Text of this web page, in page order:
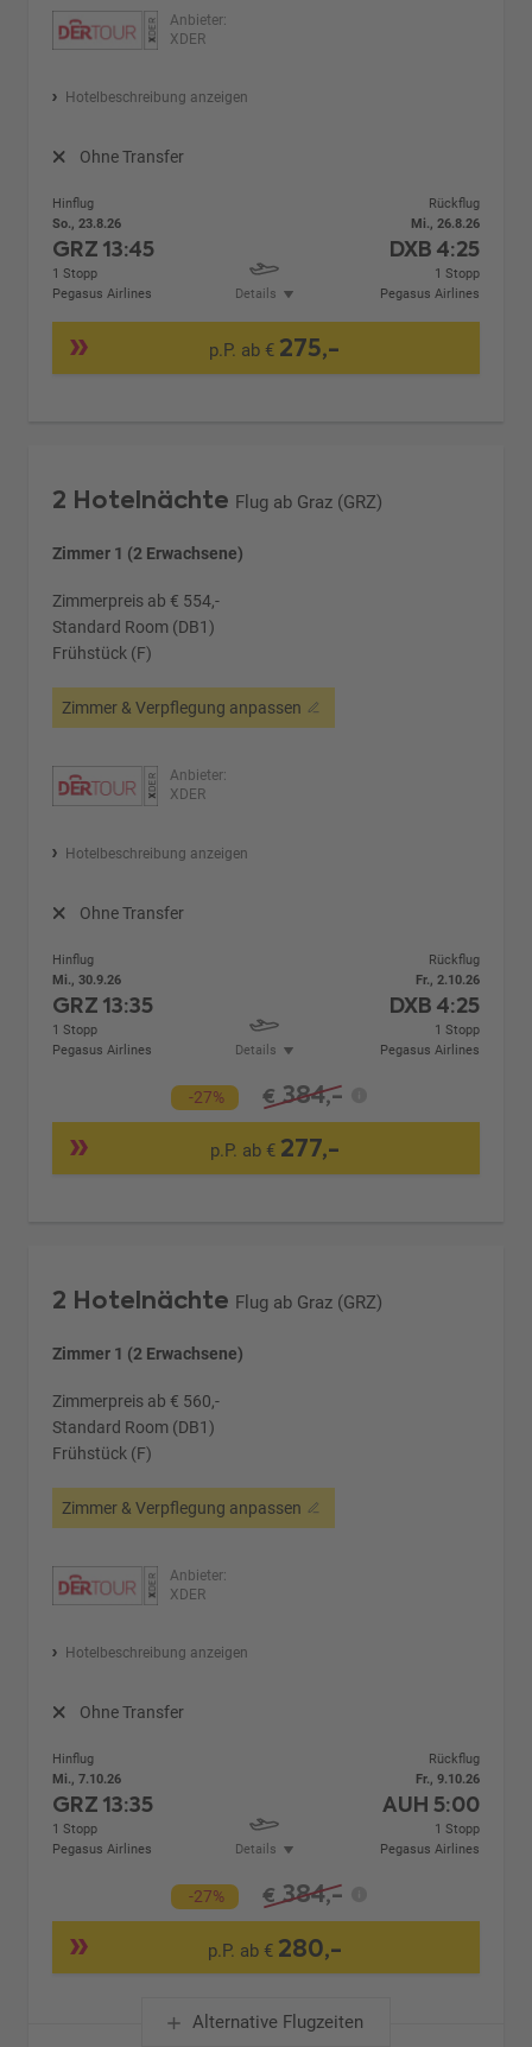
Anbieter:
XDER
Hotelbeschreibung anzeigen
Ohne Transfer
Hinflug
So., 23.8.26
GRZ13:45
1 Stopp
Pegasus Airlines
Details
Rückflug
Mi., 26.8.26
DXB 4:25
1 Stopp
Pegasus Airlines
p.P. ab € 275,-
2 Hotelnächte Flug ab Graz (GRZ)
Zimmer 1 (2 Erwachsene)
Zimmerpreis ab € 554,-
Standard Room (DB1)
Frühstück (F)
Zimmer & Verpflegung anpassen
Anbieter:
XDER
Hotelbeschreibung anzeigen
Ohne Transfer
Hinflug
Mi., 30.9.26
GRZ13:35
1 Stopp
Pegasus Airlines
Details
Rückflug
Fr., 2.10.26
DXB 4:25
1 Stopp
Pegasus Airlines
-27% € 384,-
p.P. ab € 277,-
2 Hotelnächte Flug ab Graz (GRZ)
Zimmer 1 (2 Erwachsene)
Zimmerpreis ab € 560,-
Standard Room (DB1)
Frühstück (F)
Zimmer & Verpflegung anpassen
Anbieter:
XDER
Hotelbeschreibung anzeigen
Ohne Transfer
Hinflug
Mi., 7.10.26
GRZ13:35
1 Stopp
Pegasus Airlines
Details
Rückflug
Fr., 9.10.26
AUH 5:00
1 Stopp
Pegasus Airlines
-27% € 384,-
p.P. ab € 280,-
Alternative Flugzeiten